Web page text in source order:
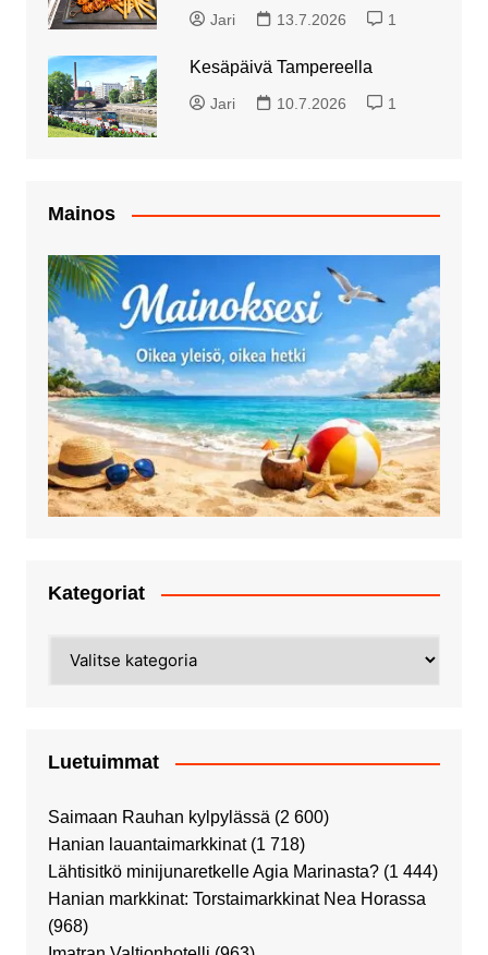
Jari 13.7.2026 1
Kesäpäivä Tampereella
Jari 10.7.2026 1
Mainos
Kategoriat
Luetuimmat
Saimaan Rauhan kylpylässä (2 600)
Hanian lauantaimarkkinat (1 718)
Lähtisitkö minijunaretkelle Agia Marinasta? (1 444)
Hanian markkinat: Torstaimarkkinat Nea Horassa
(968)